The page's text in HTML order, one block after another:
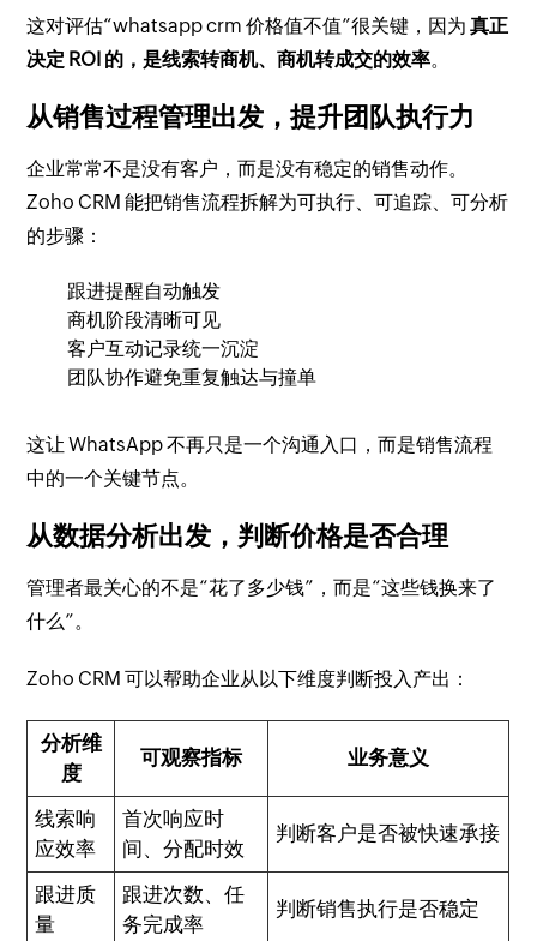
这对评估“whatsapp crm 价格值不值”很关键，因为真正
决定 ROI 的，是线索转商机、商机转成交的效率。
从销售过程管理出发，提升团队执行力
企业常常不是没有客户，而是没有稳定的销售动作。
Zoho CRM 能把销售流程拆解为可执行、可追踪、可分析
的步骤：
跟进提醒自动触发
商机阶段清晰可见
客户互动记录统一沉淀
团队协作避免重复触达与撞单
这让 WhatsApp 不再只是一个沟通入口，而是销售流程
中的一个关键节点。
从数据分析出发，判断价格是否合理
管理者最关心的不是“花了多少钱”，而是“这些钱换来了
什么”。
Zoho CRM 可以帮助企业从以下维度判断投入产出：
分析维
度
可观察指标 业务意义
线索响
应效率
首次响应时
间、分配时效
判断客户是否被快速承接
跟进质
量
跟进次数、任
务完成率
判断销售执行是否稳定